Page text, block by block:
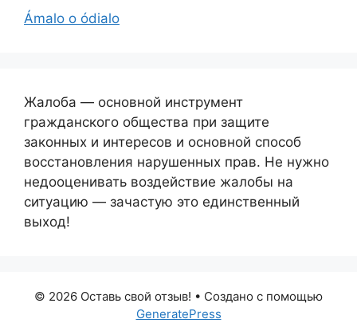
Ámalo o ódialo
Жалоба — основной инструмент
гражданского общества при защите
законных и интересов и основной способ
восстановления нарушенных прав. Не нужно
недооценивать воздействие жалобы на
ситуацию — зачастую это единственный
выход!
© 2026 Оставь свой отзыв! • Создано с помощью
GeneratePress